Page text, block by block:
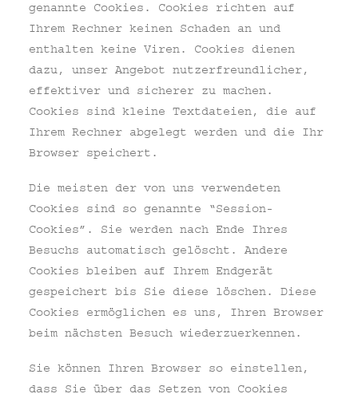
genannte Cookies. Cookies richten auf
Ihrem Rechner keinen Schaden an und
enthalten keine Viren. Cookies dienen
dazu, unser Angebot nutzerfreundlicher,
effektiver und sicherer zu machen.
Cookies sind kleine Textdateien, die auf
Ihrem Rechner abgelegt werden und die Ihr
Browser speichert.
Die meisten der von uns verwendeten
Cookies sind so genannte “Session-
Cookies”. Sie werden nach Ende Ihres
Besuchs automatisch gelöscht. Andere
Cookies bleiben auf Ihrem Endgerät
gespeichert bis Sie diese löschen. Diese
Cookies ermöglichen es uns, Ihren Browser
beim nächsten Besuch wiederzuerkennen.
Sie können Ihren Browser so einstellen,
dass Sie über das Setzen von Cookies